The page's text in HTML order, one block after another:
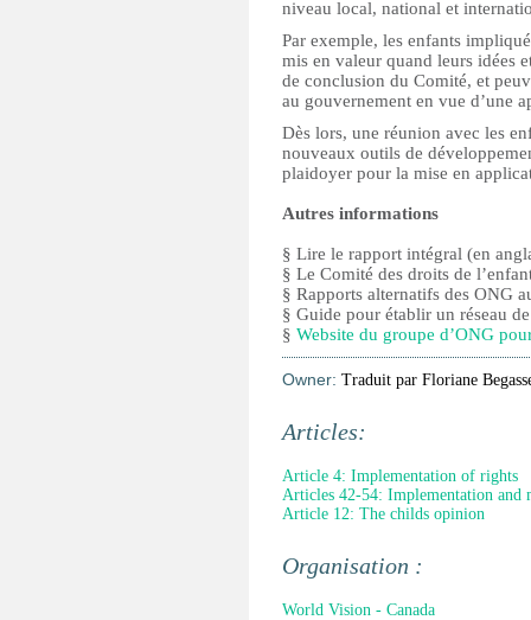
niveau local, national et
Par exemple, les enfants
mis en valeur quand leurs idées
de conclusion du Comité, et
au gouvernement en vue d’une
Dès lors, une réunion avec les
nouveaux outils de
plaidoyer pour la mise en
Autres informations
§ Lire le rapport intégral (en
§ Le Comité des droits de
§ Rapports alternatifs des ONG
§ Guide pour établir un réseau
§ Website du groupe d’ONG
Owner: Traduit par Floriane
Articles:
Article 4: Implementation of rights
Articles 42-54: Implementation and
Article 12: The childs opinion
Organisation :
World Vision - Canada